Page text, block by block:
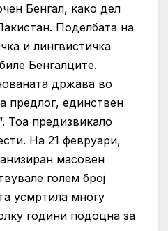
Бенгал, како дел
Поделбата на
и лингвистичка
Бенгалците.
држава во
предлог, единствен
Тоа предизвикало
На 21 февруари,
масовен
голем број
усмртила многу
години подоцна за